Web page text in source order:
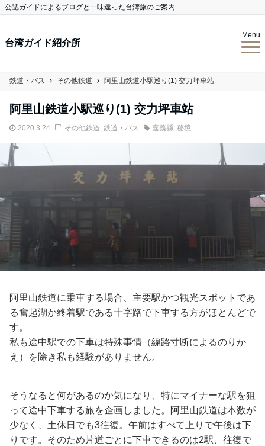
公認ガイドによるブログと一味違った台湾旅のご案内
台湾ガイド紹介所
Menu
鉄道・バス その他鉄道 阿里山鉄道小駅巡り(1) 交力坪車站
阿里山鉄道小駅巡り(1) 交力坪車站
2020.3.24 その他鉄道, 鉄道・バス 嘉義縣, 秘境
阿里山鉄道に乗車する場合、主要駅かつ観光スポットであ
る奮起湖か終着駅である十字路で下車する方がほとんどで
す。
私も途中駅での下車は特殊事情（線路寸断によるのりか
え）を除き私も経験がありません。
そうなると何があるのか気になり、特にマイナーな駅を狙
って途中下車する旅を企画しました。阿里山鉄道は本数が
少なく、土休日でも3往復。午前はすべて上りで午後は下
りです。そのため片道ごとに下車できるのは2駅、往復で